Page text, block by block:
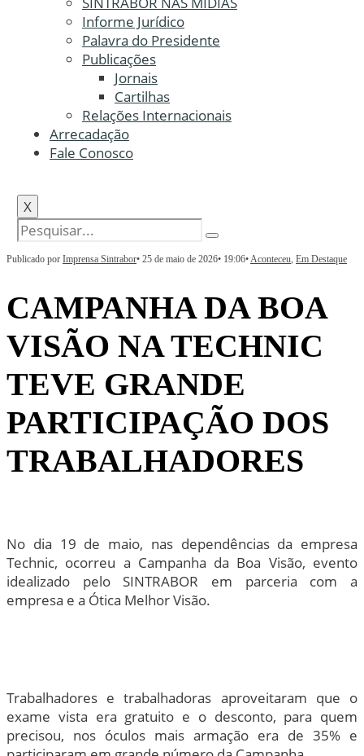
Informe Jurídico
Palavra do Presidente
Publicações
Jornais
Cartilhas
Relações Internacionais
Arrecadação
Fale Conosco
X
Publicado por Imprensa Sintrabor• 25 de maio de 2026• 19:06•Aconteceu, Em Destaque
CAMPANHA DA BOA
VISÃO NA TECHNIC
TEVE GRANDE
PARTICIPAÇÃO DOS
TRABALHADORES
No dia 19 de maio, nas dependências da empresa
Technic, ocorreu a Campanha da Boa Visão, evento
idealizado pelo SINTRABOR em parceria com a
empresa e a Ótica Melhor Visão.
Trabalhadores e trabalhadoras aproveitaram que o
exame vista era gratuito e o desconto, para quem
precisou, nos óculos mais armação era de 35% e